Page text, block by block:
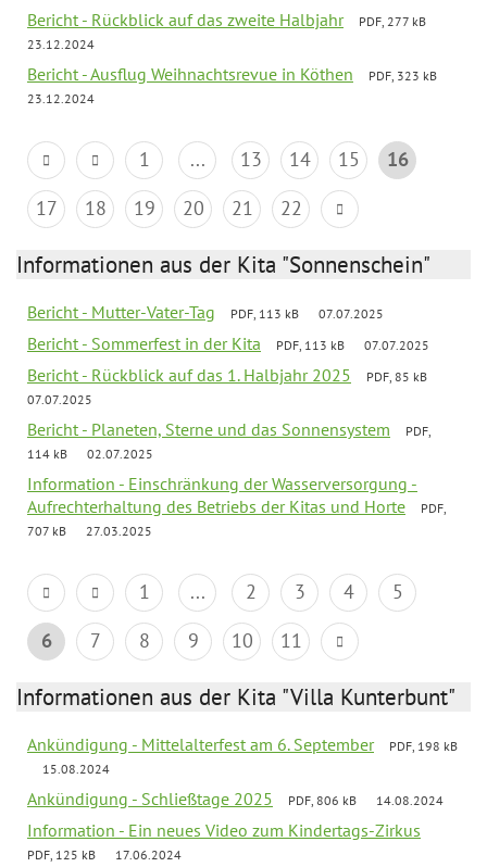
Bericht - Rückblick auf das zweite Halbjahr
PDF, 277 kB
23.12.2024
Bericht - Ausflug Weihnachtsrevue in Köthen
PDF, 323 kB
23.12.2024
1 ... 13 14 15
16
17
18 19 20 21 22
Informationen aus der Kita "Sonnenschein"
Bericht - Mutter-Vater-Tag PDF, 113 kB 07.07.2025
Bericht - Sommerfest in der Kita PDF, 113 kB 07.07.2025
Bericht - Rückblick auf das 1. Halbjahr 2025
PDF, 85 kB
07.07.2025
Bericht - Planeten, Sterne und das Sonnensystem
PDF,
114 kB
02.07.2025
Information - Einschränkung der Wasserversorgung -
Aufrechterhaltung des Betriebs der Kitas und Horte
PDF,
707 kB
27.03.2025
1 ... 2 3 4
5
6
7 8 9 10 11
Informationen aus der Kita "Villa Kunterbunt"
Ankündigung - Mittelalterfest am 6. September
PDF, 198 kB
15.08.2024
Ankündigung - Schließtage 2025 PDF, 806 kB 14.08.2024
Information - Ein neues Video zum Kindertags-Zirkus
PDF, 125 kB 17.06.2024